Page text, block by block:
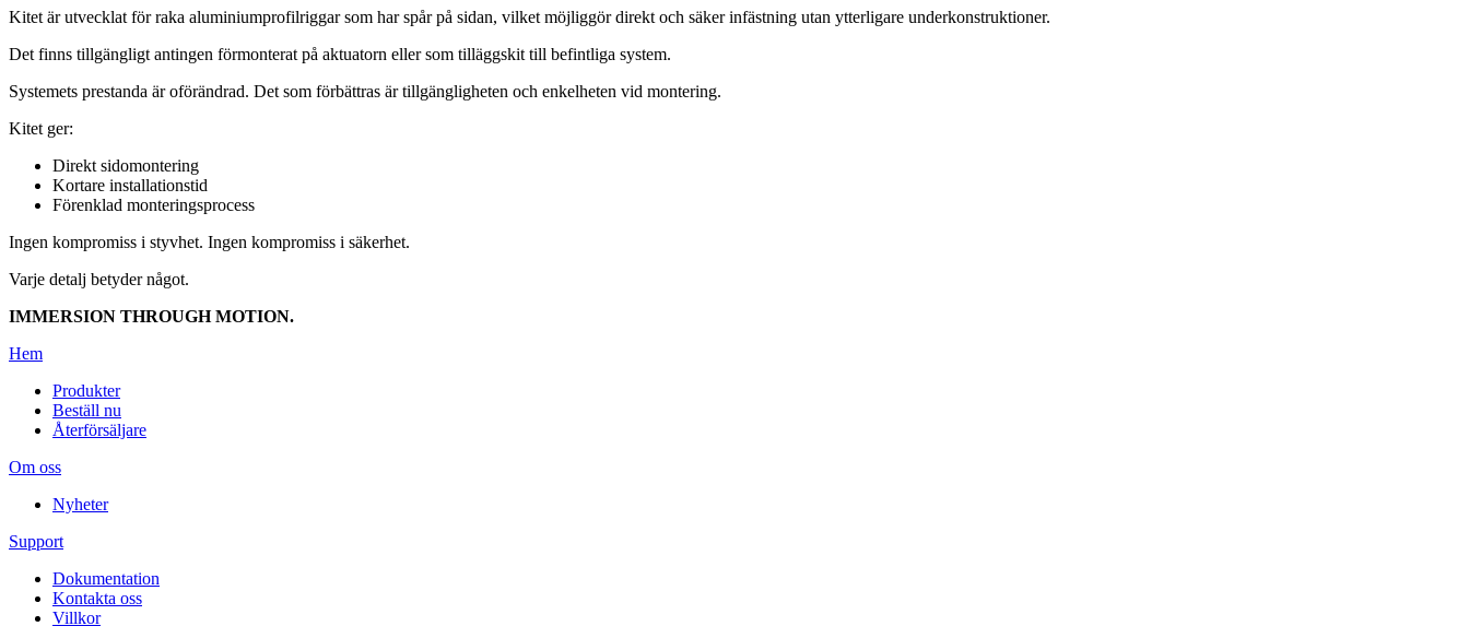
Kitet är utvecklat för raka aluminiumprofilriggar som har spår på sidan, vilket möjliggör direkt och säker infästning utan ytterligare underkonstruktioner.
Det finns tillgängligt antingen förmonterat på aktuatorn eller som tilläggskit till befintliga system.
Systemets prestanda är oförändrad. Det som förbättras är tillgängligheten och enkelheten vid montering.
Kitet ger:
Direkt sidomontering
Kortare installationstid
Förenklad monteringsprocess
Ingen kompromiss i styvhet. Ingen kompromiss i säkerhet.
Varje detalj betyder något.
IMMERSION THROUGH MOTION.
Hem
Produkter
Beställ nu
Återförsäljare
Om oss
Nyheter
Support
Dokumentation
Kontakta oss
Villkor